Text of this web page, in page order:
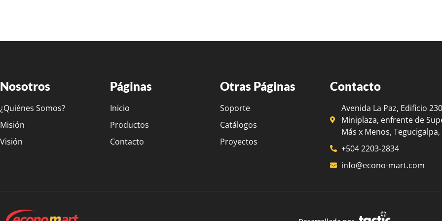
Nosotros
¿Quiénes Somos?
Misión
Visión
Páginas
Inicio
Productos
Contacto
Otras Páginas
Soporte
Catálogos
Proyectos
Contacto
Avenida La Paz, Edificio
Miniplaza, enfrente de
Más x Menos,
+504 2203-2834
info@econo-mart.com